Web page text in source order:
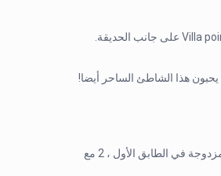
BIRDS PARADISE عبارة عن بنغل شاطئي يتسع ل 2-6 ضيوف ، في نفس مكان الإقامة مثل Villa pointe d’Esny على جانب الحديقة.
هذا الشاطئ الساحر أيضا!
يقع المطبخ وغرفة الطعام وغرفة المعيشة في الطابق الأرضي مع تراس مظلل. 3 غرف نوم مع 3 أسرة مزدوجة في الطابق الأول ، 2 مع